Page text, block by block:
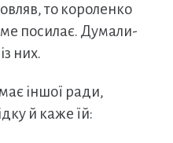
то короленко
посилає. Думали-
них.
іншої ради,
й каже їй: